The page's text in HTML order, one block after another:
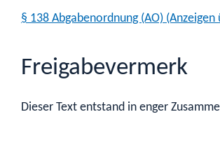
§ 138 Abgabenordnung (AO)
Freigabevermerk
Dieser Text entstand in enger